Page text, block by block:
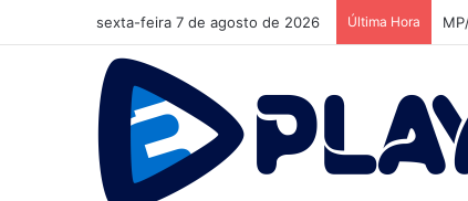
sexta-feira 7 de agosto de 2026 Última Hora